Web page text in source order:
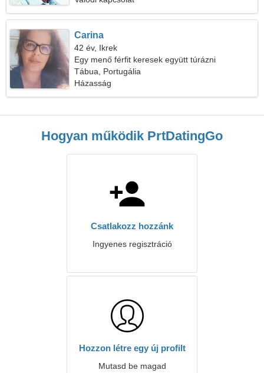
Carina
42 év, Ikrek
Egy menő férfit keresek együtt túrázni
Tábua, Portugália
Házasság
Hogyan működik PrtDatingGo
Csatlakozz hozzánk
Ingyenes regisztráció
Hozzon létre egy új profilt
Mutasd be magad